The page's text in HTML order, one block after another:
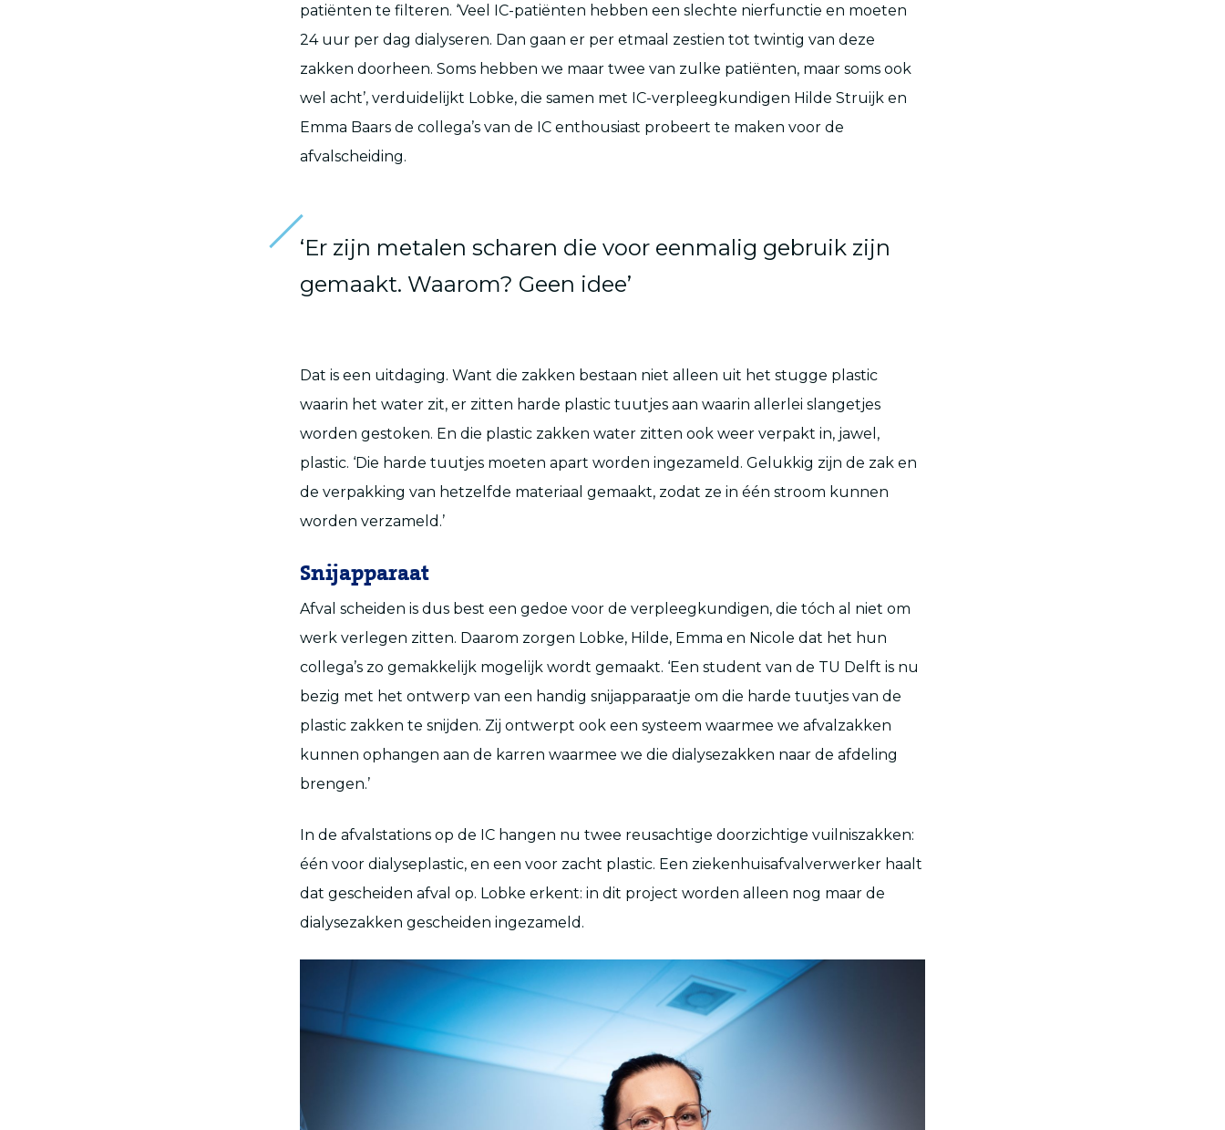
patiënten te filteren. ‘Veel IC-patiënten hebben een slechte nierfunctie en moeten
24 uur per dag dialyseren. Dan gaan er per etmaal zestien tot twintig van deze
zakken doorheen. Soms hebben we maar twee van zulke patiënten, maar soms ook
wel acht’, verduidelijkt Lobke, die samen met IC-verpleegkundigen Hilde Struijk en
Emma Baars de collega’s van de IC enthousiast probeert te maken voor de
afvalscheiding.
‘Er zijn metalen scharen die voor eenmalig gebruik zijn
gemaakt. Waarom? Geen idee’
Dat is een uitdaging. Want die zakken bestaan niet alleen uit het stugge plastic
waarin het water zit, er zitten harde plastic tuutjes aan waarin allerlei slangetjes
worden gestoken. En die plastic zakken water zitten ook weer verpakt in, jawel,
plastic. ‘Die harde tuutjes moeten apart worden ingezameld. Gelukkig zijn de zak en
de verpakking van hetzelfde materiaal gemaakt, zodat ze in één stroom kunnen
worden verzameld.’
Snijapparaat
Afval scheiden is dus best een gedoe voor de verpleegkundigen, die tóch al niet om
werk verlegen zitten. Daarom zorgen Lobke, Hilde, Emma en Nicole dat het hun
collega’s zo gemakkelijk mogelijk wordt gemaakt. ‘Een student van de TU Delft is nu
bezig met het ontwerp van een handig snijapparaatje om die harde tuutjes van de
plastic zakken te snijden. Zij ontwerpt ook een systeem waarmee we afvalzakken
kunnen ophangen aan de karren waarmee we die dialysezakken naar de afdeling
brengen.’
In de afvalstations op de IC hangen nu twee reusachtige doorzichtige vuilniszakken:
één voor dialyseplastic, en een voor zacht plastic. Een ziekenhuisafvalverwerker haalt
dat gescheiden afval op. Lobke erkent: in dit project worden alleen nog maar de
dialysezakken gescheiden ingezameld.